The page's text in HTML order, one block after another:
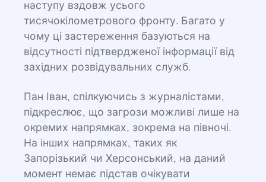
наступу вздовж усього
тисячокілометрового фронту. Багато у
чому ці застереження базуються на
відсутності підтвердженої інформації від
західних розвідувальних служб.
Пан Іван, спілкуючись з журналістами,
підкреслює, що загрози можливі лише на
окремих напрямках, зокрема на півночі.
На інших напрямках, таких як
Запорізький чи Херсонський, на даний
момент немає підстав очікувати